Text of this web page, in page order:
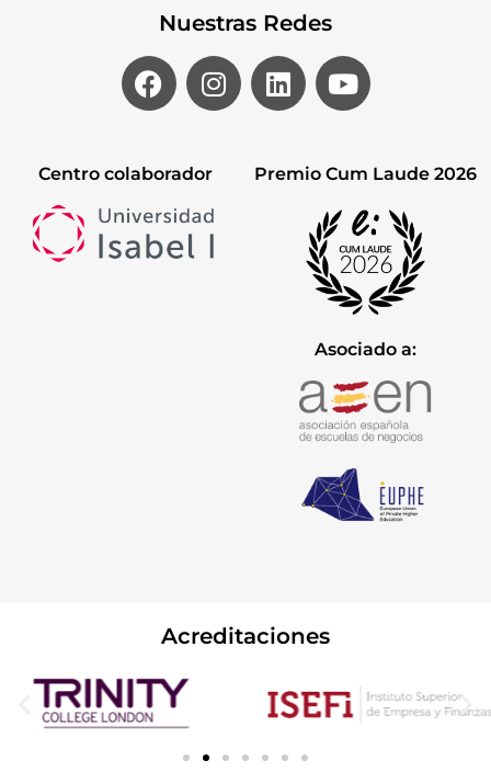
Nuestras Redes
Centro colaborador Premio Cum Laude 2026
Asociado a:
Acreditaciones